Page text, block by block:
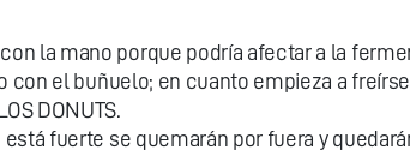
la mano porque podría afectar a la
el buñuelo; en cuanto empieza a
DONUTS.
fuerte se quemarán por fuera y